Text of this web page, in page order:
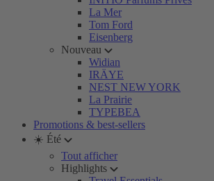
La Mer
Tom Ford
Eisenberg
Nouveau
Widian
IRÄYE
NEST NEW YORK
La Prairie
TYPEBEA
Promotions & best-sellers
☀️ Été
Tout afficher
Highlights